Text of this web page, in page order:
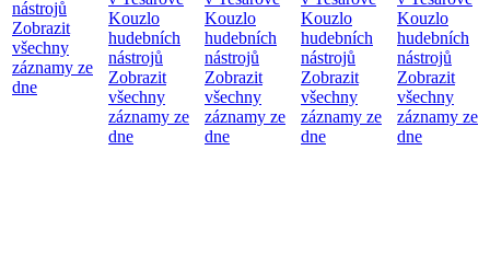
nástrojů
Zobrazit
všechny
záznamy ze
dne
Kouzlo
hudebních
nástrojů
Zobrazit
všechny
záznamy ze
dne
Kouzlo
hudebních
nástrojů
Zobrazit
všechny
záznamy ze
dne
Kouzlo
hudebních
nástrojů
Zobrazit
všechny
záznamy ze
dne
Kouzlo
hudebních
nástrojů
Zobrazit
všechny
záznamy ze
dne